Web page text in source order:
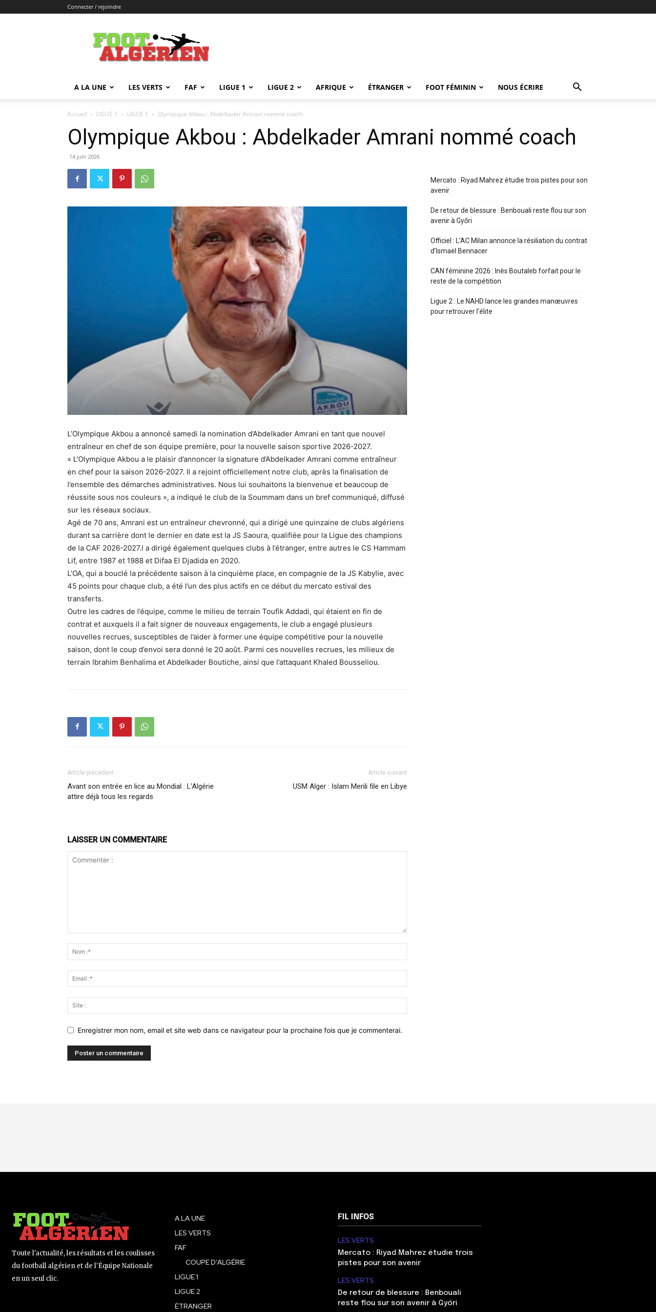
Connecter / rejoindre
FOOTALGERIEN
A LA UNE LES VERTS FAF LIGUE 1 LIGUE 2 AFRIQUE ÉTRANGER FOOT FÉMININ NOUS ÉCRIRE
Accueil LIGUE 1 LIGUE 1 Olympique Akbou : Abdelkader Amrani nommé coach
Olympique Akbou : Abdelkader Amrani nommé coach
14 juin 2026
L’Olympique Akbou a annoncé samedi la nomination d’Abdelkader Amrani en tant que nouvel
entraîneur en chef de son équipe première, pour la nouvelle saison sportive 2026-2027.
« L’Olympique Akbou a le plaisir d’annoncer la signature d’Abdelkader Amrani comme entraîneur
en chef pour la saison 2026-2027. Il a rejoint officiellement notre club, après la finalisation de
l’ensemble des démarches administratives. Nous lui souhaitons la bienvenue et beaucoup de
réussite sous nos couleurs », a indiqué le club de la Soummam dans un bref communiqué, diffusé
sur les réseaux sociaux.
Agé de 70 ans, Amrani est un entraîneur chevronné, qui a dirigé une quinzaine de clubs algériens
durant sa carrière dont le dernier en date est la JS Saoura, qualifiée pour la Ligue des champions
de la CAF 2026-2027.l a dirigé également quelques clubs à l’étranger, entre autres le CS Hammam
Lif, entre 1987 et 1988 et Difaa El Djadida en 2020.
L’OA, qui a bouclé la précédente saison à la cinquième place, en compagnie de la JS Kabylie, avec
45 points pour chaque club, a été l’un des plus actifs en ce début du mercato estival des
transferts.
Outre les cadres de l’équipe, comme le milieu de terrain Toufik Addadi, qui étaient en fin de
contrat et auxquels il a fait signer de nouveaux engagements, le club a engagé plusieurs
nouvelles recrues, susceptibles de l’aider à former une équipe compétitive pour la nouvelle
saison, dont le coup d’envoi sera donné le 20 août. Parmi ces nouvelles recrues, les milieux de
terrain Ibrahim Benhalima et Abdelkader Boutiche, ainsi que l’attaquant Khaled Bousseliou.
Article précédent
Avant son entrée en lice au Mondial : L’Algérie
attire déjà tous les regards
Article suivant
USM Alger : Islam Merili file en Libye
LAISSER UN COMMENTAIRE
Enregistrer mon nom, email et site web dans ce navigateur pour la prochaine fois que je commenterai.
Mercato : Riyad Mahrez étudie trois pistes pour son
avenir
De retour de blessure : Benbouali reste flou sur son
avenir à Győri
Officiel : L’AC Milan annonce la résiliation du contrat
d’Ismaël Bennacer
CAN féminine 2026 : Inès Boutaleb forfait pour le
reste de la compétition
Ligue 2 : Le NAHD lance les grandes manœuvres
pour retrouver l’élite
Toute l'actualité, les résultats et les coulisses
du football algérien et de l'Équipe Nationale
en un seul clic.
A LA UNE
LES VERTS
FAF
COUPE D’ALGÉRIE
LIGUE 1
LIGUE 2
ÉTRANGER
FIL INFOS
LES VERTS
Mercato : Riyad Mahrez étudie trois
pistes pour son avenir
LES VERTS
De retour de blessure : Benbouali
reste flou sur son avenir à Győri